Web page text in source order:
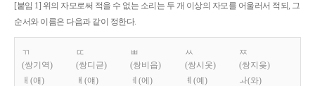
[붙임 1] 위의 자모로써 적을 수 없는 소리는 두 개 이상의 자모를 어울러서 적되, 그
순서와 이름은 다음과 같이 정한다.
ㄲ
(쌍기역)
ㄸ
(쌍디귿)
ㅃ
(쌍비읍)
ㅆ
(쌍시옷)
ㅉ
(쌍지읒)
ㅐ(애)
ㅒ(얘) ㅔ(에) ㅖ(예)
ㅘ(와)